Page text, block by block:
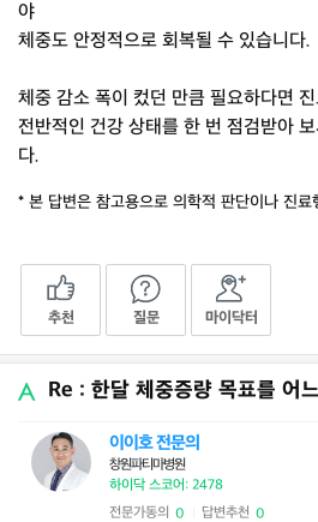
야
체중도 안정적으로 회복될 수 있습니다.
체중 감소 폭이 컸던 만큼 필요하다면 진
전반적인 건강 상태를 한 번 점검받아
다.
* 본 답변은 참고용으로 의학적 판단이나 진료
추천 질문 마이닥터
Re : 한달 체중증량 목표를 어
이이호 전문의
창원파티마병원
하이닥 스코어: 2478
전문가동의 0 답변추천 0